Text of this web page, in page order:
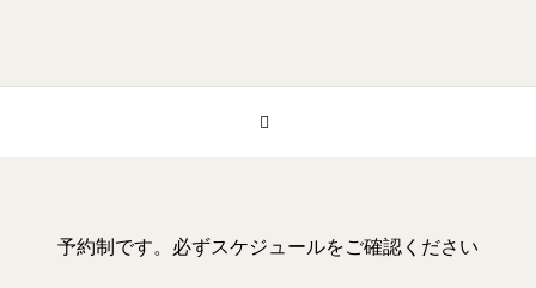
予約制です。必ずスケジュールをご確認ください